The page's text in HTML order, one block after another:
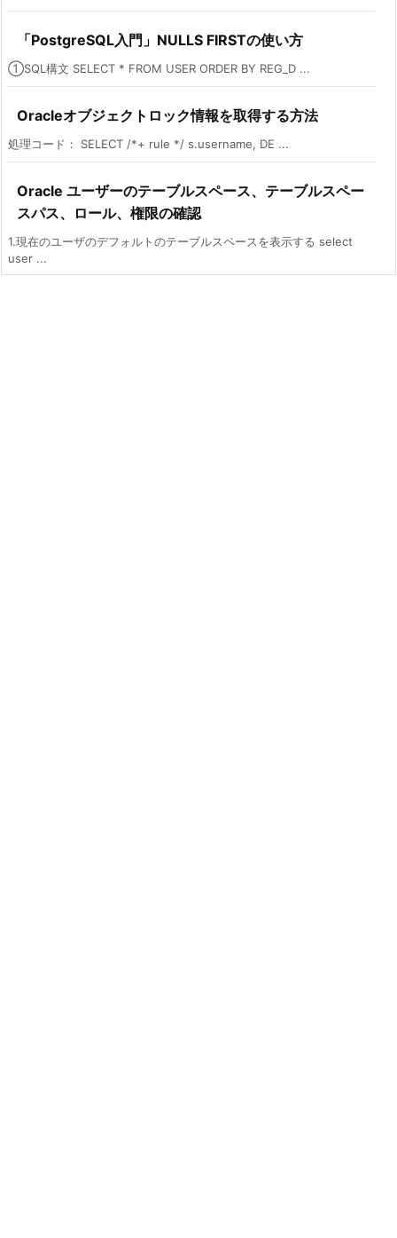
「PostgreSQL入門」NULLS FIRSTの使い方
①SQL構文 SELECT * FROM USER ORDER BY REG_D ...
Oracleオブジェクトロック情報を取得する方法
処理コード： SELECT /*+ rule */ s.username, DE ...
Oracle ユーザーのテーブルスペース、テーブルスペー
スパス、ロール、権限の確認
1.現在のユーザのデフォルトのテーブルスペースを表示する select
user ...